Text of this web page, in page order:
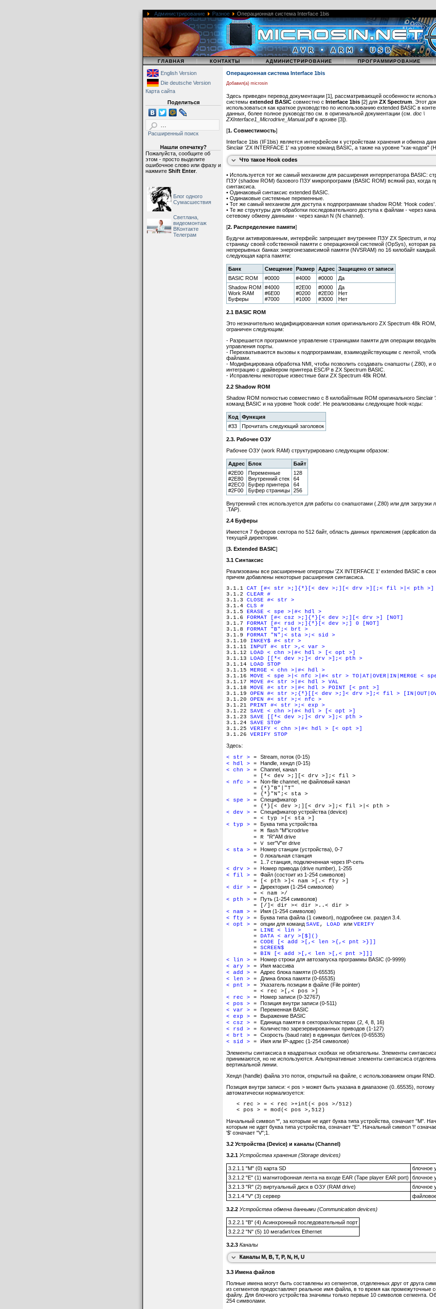
Администрирование Разное Операционная система Interface 1bis
| ГЛАВНАЯ | КОНТАКТЫ | АДМИНИСТРИРОВАНИЕ | ПРОГРАММИРОВАНИЕ |
English Version
Die deutsche Version
Карта сайта
Поделиться
Расширенный поиск
Нашли опечатку?
Пожалуйста, сообщите об
этом - просто выделите
ошибочное слово или фразу и
нажмите Shift Enter.
Блог одного
Сумасшествия
Светлана,
видеомонтаж
ВКонтакте
Телеграм
Операционная система Interface 1bis
Добавил(а) microsin
Здесь приведен перевод документации [1], рассматривающей особенности
системы extended BASIC совместно с Interface 1bis [2] для ZX Spectrum . Этот
использоваться как краткое руководство по использованию extended BASIC в
данных, более полное руководство см. в оригинальной документации (см. doc \
ZXInterface1_Microdrive_Manual.pdfв архиве [3]).
[1. Совместимость]
Interface 1bis (IF1bis) является интерфейсом к устройствам хранения и обмена
Sinclair 'ZX INTERFACE 1' на уровне команд BASIC, а также на уровне "хак-кодов"
Что такое Hook codes
Хак-коды (hook codes) это механизм модификации (расширения)
BASIC посредством перехвата сообщений об ошибке. Когда система встречает
незнакомый синтаксис оператора, то вызывается код перехвата ошибки, который
Подобная схема часто применяется для расширения ассемблерных инструкций
• Используется тот же самый механизм для расширения интерпретатора BASIC:
ПЗУ (shadow ROM) базового ПЗУ микропрограмм (BASIC ROM) всякий раз, когда
синтаксиса.
• Одинаковый синтаксис extended BASIC.
• Одинаковые системные переменные.
• Тот же самый механизм для доступа к подпрограммам shadow ROM: 'Hook codes'.
• Те же структуры для обработки последовательного доступа к файлам - через
сетевому обмену данными - через канал N (N channel).
[2. Распределение памяти]
Будучи активированным, интерфейс запрещает внутреннее ПЗУ ZX Spectrum, и
страницу своей собственной памяти с операционной системой (OpSys), которая
непрерывных банках энергонезависимой памяти (NVSRAM) по 16 килобайт
следующая карта памяти:
Банк Смещение Размер Адрес Защищено от записи
BASIC ROM
#0000 #4000 #0000
Да
Shadow ROM
Work RAM
Буферы
#4000
#6E00
#7000
#2E00
#0200
#1000
#0000
#2E00
#3000
Да
Нет
Нет
2.1 BASIC ROM
Это незначительно модифицированная копия оригинального ZX Spectrum 48k
ограничен следующим:
- Разрешается программное управление страницами памяти для операции ввода/
управления порты.
- Перехватываются вызовы к подпрограммам, взаимодействующим с лентой,
файлами.
- Модифицирована обработка NMI, чтобы позволить создавать снапшоты (.Z80), и
интеграцию с драйвером принтера ESC/P в ZX Spectrum BASIC.
- Исправлены некоторые известные баги ZX Spectrum 48k ROM.
2.2 Shadow ROM
Shadow ROM полностью совместимо с 8 килобайтным ROM оригинального Sinclair
команд BASIC и на уровне 'hook code'. Не реализованы следующие hook-коды:
Код
Функция
#33
Прочитать следующий заголовок
2.3. Рабочее ОЗУ
Рабочее ОЗУ (work RAM) структурировано следующим образом:
Адрес Блок
Байт
#2E00
#2E80
#2EC0
#2F00
Переменные
Внутренний стек
Буфер принтера
Буфер страницы
128
64
64
256
Внутренний стек используется для работы со снапшотами (.Z80) или для загрузки
.TAP).
2.4 Буферы
Имеется 7 буферов сектора по 512 байт, область данных приложения (application
текущей директории.
[3. Extended BASIC]
3.1 Синтаксис
Реализованы все расширенные операторы 'ZX INTERFACE 1' extended BASIC в
причем добавлены некоторые расширения синтаксиса.
3.1.1 CAT [#< str >;]{*}[< dev >;][< drv >][;< fil >|< pth >]
3.1.2 CLEAR #
3.1.3 CLOSE #< str >
3.1.4 CLS #
3.1.5 ERASE < spe >|#< hdl >
3.1.6 FORMAT [#< csz >;]{*}[< dev >;][< drv >] [NOT]
3.1.7 FORMAT [#< rsd >;]{*}[< dev >;] 0 [NOT]
3.1.8 FORMAT "B";< brt >
3.1.9 FORMAT "N";< sta >;< sid >
3.1.10 INKEY$ #< str >
3.1.11 INPUT #< str >,< var >
3.1.12 LOAD < chn >|#< hdl > [< opt >]
3.1.13 LOAD [[*< dev >;]< drv >];< pth >
3.1.14 LOAD STOP
3.1.15 MERGE < chn >|#< hdl >
3.1.16 MOVE < spe >|< nfc >|#< str > TO|AT|OVER|IN|MERGE <
3.1.17 MOVE #< str >|#< hdl > VAL
3.1.18 MOVE #< str >|#< hdl > POINT [< pnt >]
3.1.19 OPEN #< str >;{*}[[< dev >;]< drv >];< fil >
3.1.20 OPEN #< str >;< nfc >
3.1.21 PRINT #< str >;< exp >
3.1.22 SAVE < chn >|#< hdl > [< opt >]
3.1.23 SAVE [[*< dev >;]< drv >];< pth >
3.1.24 SAVE STOP
3.1.25 VERIFY < chn >|#< hdl > [< opt >]
3.1.26 VERIFY STOP
Здесь:
< str > = Stream, поток (0-15)
< hdl > = Handle, хендл (0-15)
< chn > = Channel, канал
=
[*< dev >;][< drv >];< fil >
< nfc > = Non-file channel, не файловый канал
= {*}"B"|"T"
= {*}"N";< sta >
< spe > = Спецификатор
= {*}[< dev >;][< drv >];< fil >|< pth >
< dev > = Спецификатор устройства (device)
= < typ >[< sta >]
< typ > = Буква типа устройства
= M flash "M"icrodrive
= R "R"AM drive
= V ser"V"er drive
< sta > = Номер станции (устройства), 0-7
= 0 локальная станция
= 1..7 станция, подключенная через IP-сеть
< drv > = Номер привода (drive number), 1-255
< fil > = Файл (состоит из 1-254 символов)
= [< pth >]< nam >[.< fty >]
< dir > = Директория (1-254 символов)
= < nam >/
< pth > = Путь (1-254 символов)
= [/]< dir >< dir >..< dir >
< nam > = Имя (1-254 символов)
< fty > = Буква типа файла (1 символ), подробнее см. раздел 3.4.
< opt > = опции для команд SAVE , LOAD или VERIFY
= LINE < lin >
= DATA < ary >[$]()
= CODE [< add >[,< len >{,< pnt >}]]
= SCREEN$
= BIN [< add >[,< len >[,< pnt >]]]
< lin > = Номер строки для автозапуска программы BASIC (0-9999)
< ary > = Имя массива
< add > = Адрес блока памяти (0-65535)
< len > = Длина блока памяти (0-65535)
< pnt > = Указатель позиции в файле (File pointer)
= < rec >[,< pos >]
< rec > = Номер записи (0-32767)
< pos > = Позиция внутри записи (0-511)
< var > = Переменная BASIC
< exp > = Выражение BASIC
< csz > = Единица памяти в секторах/кластерах (2, 4, 8, 16)
< rsd > = Количество зарезервированных приводов (1-127)
< brt > = Скорость (baud rate) в единицах бит/сек (0-65535)
< sid > = Имя или IP-адрес (1-254 символов)
Элементы синтаксиса в квадратных скобках не обязательны. Элементы
принимаются, но не используются. Альтернативные элементы синтаксиса
вертикальной линии.
Хендл (handle) файла это поток, открытый на файле, с использованием опции RND.
Позиция внутри записи: < pos > может быть указана в диапазоне (0..65535), потому
автоматически нормализуется:
< rec > = < rec >+int(< pos >/512)
< pos > = mod(< pos >,512)
Начальный символ '*', за которым не идет буква типа устройства, означает "M".
которым не идет буква типа устройства, означает "E". Начальный символ '!'
'$' означает "V";1.
3.2 Устройства (Device) и каналы (Channel)
3.2.1 Устройства хранения (Storage devices)
3.2.1.1 "M" (0) карта SD
блочное
3.2.1.2 "E" (1) магнитофонная лента на входе EAR (Tape player EAR port)
блочное
3.2.1.3 "R" (2) виртуальный диск в ОЗУ (RAM drive)
блочное
3.2.1.4 "V" (3) сервер
3.2.2 Устройства обмена данными (Communication devices)
3.2.2.1 "B" (4) Асинхронный последовательный порт
3.2.2.2 "N" (5) 10 мегабит/сек Ethernet
3.2.3 Каналы
Каналы M, B, T, P, N, H, U
3.2.3.1 Канал 'Microdrive': M
Канал M предоставляет буферизированный ввод/вывод в/из поддерживаемых
совместимо с каналом 'Microdrive' оригинального интерфейса 'ZX INTERFACE 1', у
структура дескриптора.
3.2.3.2 Каналы последовательного интерфейса (RS-232 Interface): B и T
По умолчанию эти каналы реализованы только для вывода. Любая операция
Канал B отправляет двоичные данные непосредственно на спулер принтера, в то
себя идентично каналу P.
Когда соответствующий кабель подключен к разъемам мыши и джойстика, канал
для дуплексного асинхронного последовательного обмена данными.
Реализованы только командыOPEN#,CLOSE#
реализованы.
3.2.3.3 Канал локальной сети (Local Area Network): N
Канал N предоставляет буферизированный символьный ввод/вывод через сеть.
оригинальной реализацией ZX INTERFACE 1.
Реализованы только командыOPEN# ,CLOSE#и
, команды SAVE,
реализованы.
идентичен байтам 0..30 дескриптора канала M. Такие потоки могут
указать соответствующий файл в операторахLOAD
3.3 Имена файлов
Полные имена могут быть составлены из сегментов, отделенных друг от друга
из сегментов предоставляет реальное имя файла, в то время как промежуточные
файлу. Для блочного устройства значимы только первые 10 символов сегмента.
254 символами.
3.4.3.1 Screen dump (тип 8)
'Screen dump' представляет содержимое video RAM, к которого по умолчанию
длина по умолчанию #1B00. Дампы экрана загружаются и сохраняются с
посредством расширения файла '.s'.
3.6.2 Команда CAT
Список файлов, который выводит оператор CAT, имеет следующий формат
1-10
Имя файла
12
Буква типа файла
14-21 Длина файла в байтах
23-27
Строка автозапуска (Program, программа на BASIC)
Буква массива (цифрового или символьного)
Адрес загрузки (Code, двоичный код)
Количество свободных секторов, доступных на приводе, выдается как результат
количества свободных кластеров на размер кластера.
Если имя не указано, то будут каталогизированы все файлы в текущей
его путь покажет каталогизируемую директорию, и имя файла и его расширение
фильтры для вывода команды, в соответствии с чем принимается расширение '.d'
отобразить в списке только директории.